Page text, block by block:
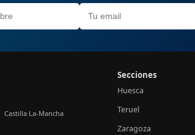
Castilla La-Mancha
Secciones
Huesca
Teruel
Zaragoza